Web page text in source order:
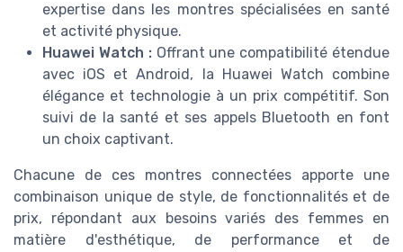
expertise dans les montres spécialisées en santé
et activité physique.
Huawei Watch :Offrant une compatibilité étendue
avec iOS et Android, la Huawei Watch combine
élégance et technologie à un prix compétitif. Son
suivi de la santé et ses appels Bluetooth en font
un choix captivant.
Chacune de ces montres connectées apporte une
combinaison unique de style, de fonctionnalités et de
prix, répondant aux besoins variés des femmes en
matière d'esthétique, de performance et de